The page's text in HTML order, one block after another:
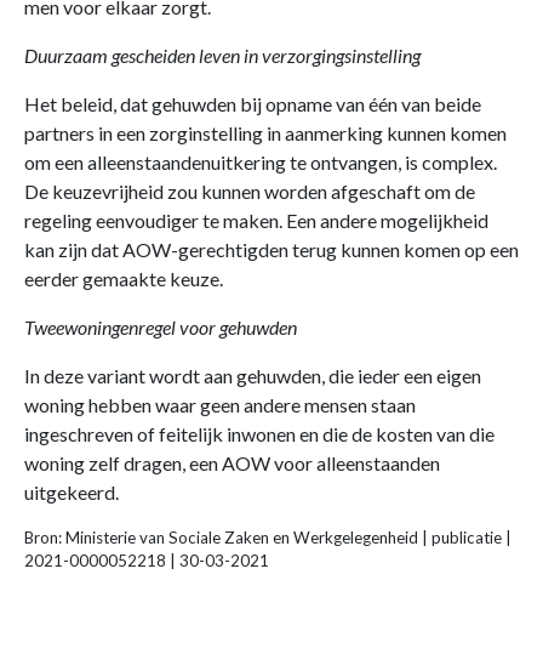
men voor elkaar zorgt.
Duurzaam gescheiden leven in verzorgingsinstelling
Het beleid, dat gehuwden bij opname van één van beide
partners in een zorginstelling in aanmerking kunnen komen
om een alleenstaandenuitkering te ontvangen, is complex.
De keuzevrijheid zou kunnen worden afgeschaft om de
regeling eenvoudiger te maken. Een andere mogelijkheid
kan zijn dat AOW-gerechtigden terug kunnen komen op een
eerder gemaakte keuze.
Tweewoningenregel voor gehuwden
In deze variant wordt aan gehuwden, die ieder een eigen
woning hebben waar geen andere mensen staan
ingeschreven of feitelijk inwonen en die de kosten van die
woning zelf dragen, een AOW voor alleenstaanden
uitgekeerd.
Bron: Ministerie van Sociale Zaken en Werkgelegenheid | publicatie |
2021-0000052218 | 30-03-2021